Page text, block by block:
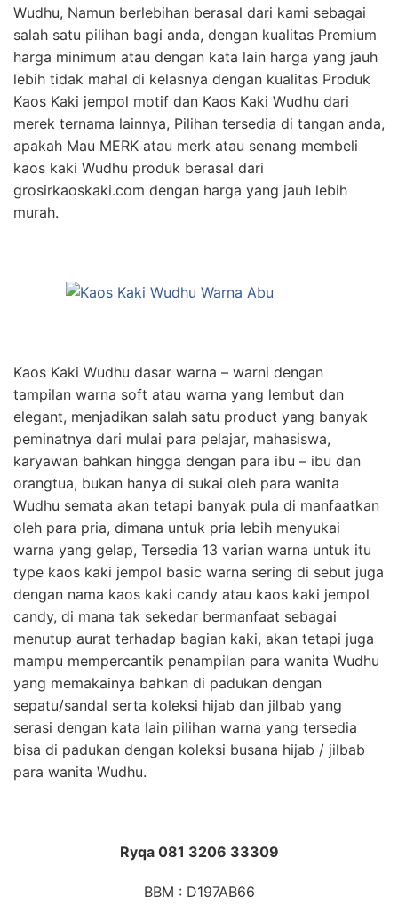
Wudhu, Namun berlebihan berasal dari kami sebagai
salah satu pilihan bagi anda, dengan kualitas Premium
harga minimum atau dengan kata lain harga yang jauh
lebih tidak mahal di kelasnya dengan kualitas Produk
Kaos Kaki jempol motif dan Kaos Kaki Wudhu dari
merek ternama lainnya, Pilihan tersedia di tangan anda,
apakah Mau MERK atau merk atau senang membeli
kaos kaki Wudhu produk berasal dari
grosirkaoskaki.com dengan harga yang jauh lebih
murah.
Kaos Kaki Wudhu dasar warna – warni dengan
tampilan warna soft atau warna yang lembut dan
elegant, menjadikan salah satu product yang banyak
peminatnya dari mulai para pelajar, mahasiswa,
karyawan bahkan hingga dengan para ibu – ibu dan
orangtua, bukan hanya di sukai oleh para wanita
Wudhu semata akan tetapi banyak pula di manfaatkan
oleh para pria, dimana untuk pria lebih menyukai
warna yang gelap, Tersedia 13 varian warna untuk itu
type kaos kaki jempol basic warna sering di sebut juga
dengan nama kaos kaki candy atau kaos kaki jempol
candy, di mana tak sekedar bermanfaat sebagai
menutup aurat terhadap bagian kaki, akan tetapi juga
mampu mempercantik penampilan para wanita Wudhu
yang memakainya bahkan di padukan dengan
sepatu/sandal serta koleksi hijab dan jilbab yang
serasi dengan kata lain pilihan warna yang tersedia
bisa di padukan dengan koleksi busana hijab / jilbab
para wanita Wudhu.
Ryqa 081 3206 33309
BBM : D197AB66